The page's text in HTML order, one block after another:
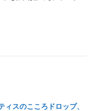
ィスのこころドロップ、